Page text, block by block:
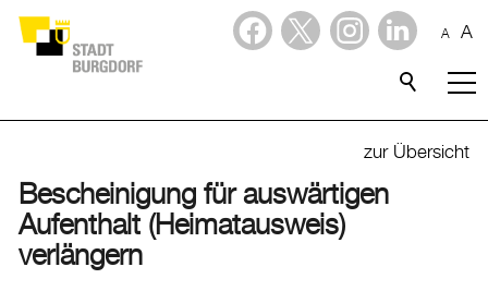
A A
Verwaltung & Politik
Verwaltung
zur Übersicht
Bescheinigung für auswärtigen
Aufenthalt (Heimatausweis)
verlängern